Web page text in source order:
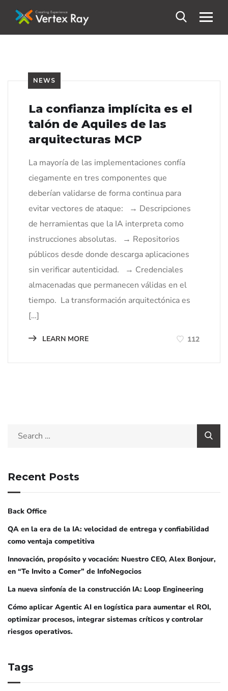
NEWS
La confianza implícita es el
talón de Aquiles de las
arquitecturas MCP
La mayoría de las implementaciones confía
ciegamente en tres componentes que
deberían validarse de forma continua para
evitar vectores de ataque: → Descripciones
de herramientas que la IA interpreta como
instrucciones absolutas. → Repositorios
públicos desde donde descarga aplicaciones
sin verificar autenticidad. → Credenciales
almacenadas que permanecen válidas en el
tiempo. La transformación arquitectónica es
[…]
LEARN MORE 112
Recent Posts
Back Office
QA en la era de la IA: velocidad de entrega y confiabilidad
como ventaja competitiva
Innovación, propósito y vocación: Nuestro CEO, Alex Bonjour,
en “Te Invito a Comer” de InfoNegocios
La nueva sinfonía de la construcción IA: Loop Engineering
Cómo aplicar Agentic AI en logística para aumentar el ROI,
optimizar procesos, integrar sistemas críticos y controlar
riesgos operativos.
Tags